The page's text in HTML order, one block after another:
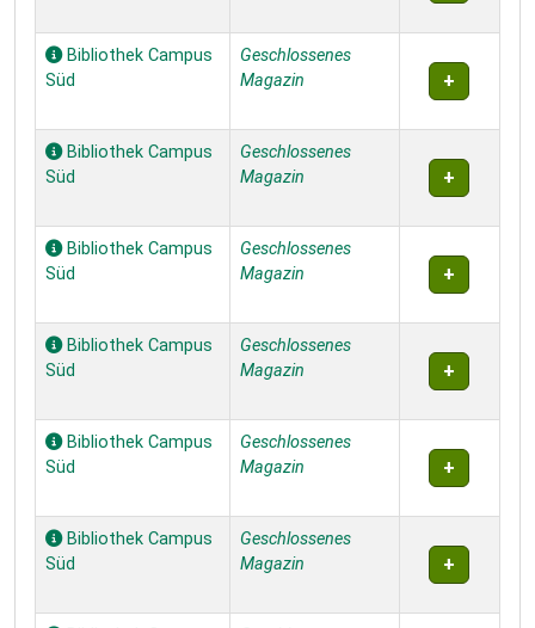
Bibliothek Campus
Süd
Geschlossenes
Magazin
Bibliothek Campus
Süd
Geschlossenes
Magazin
Bibliothek Campus
Süd
Geschlossenes
Magazin
Bibliothek Campus
Süd
Geschlossenes
Magazin
Bibliothek Campus
Süd
Geschlossenes
Magazin
Bibliothek Campus
Süd
Geschlossenes
Magazin